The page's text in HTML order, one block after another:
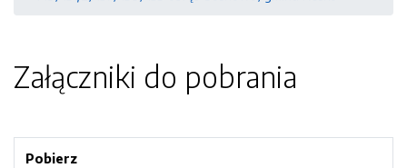
Załączniki do pobrania
Pobierz